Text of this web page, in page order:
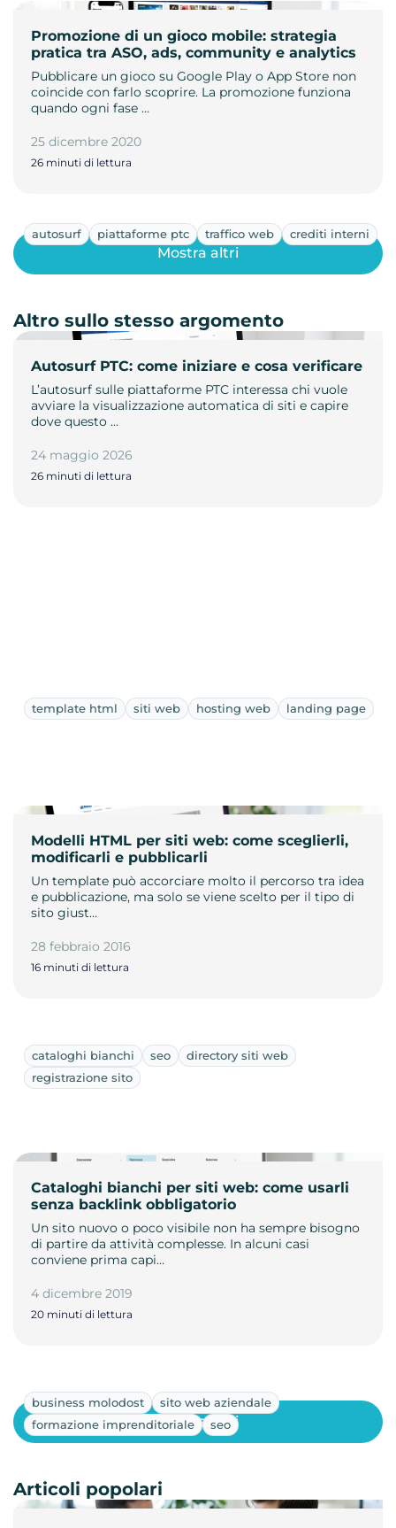
Promozione di un gioco mobile: strategia
pratica tra ASO, ads, community e analytics
Pubblicare un gioco su Google Play o App Store non
coincide con farlo scoprire. La promozione funziona
quando ogni fase …
25 dicembre 2020
26 minuti di lettura
autosurf piattaforme ptc traffico web crediti interni
Autosurf PTC: come iniziare e cosa verificare
L’autosurf sulle piattaforme PTC interessa chi vuole
avviare la visualizzazione automatica di siti e capire
dove questo …
24 maggio 2026
26 minuti di lettura
Mostra altri
Altro sullo stesso argomento
template html siti web hosting web landing page
Modelli HTML per siti web: come sceglierli,
modificarli e pubblicarli
Un template può accorciare molto il percorso tra idea
e pubblicazione, ma solo se viene scelto per il tipo di
sito giust…
28 febbraio 2016
16 minuti di lettura
cataloghi bianchi seo
directory siti web
registrazione sito
Cataloghi bianchi per siti web: come usarli
senza backlink obbligatorio
Un sito nuovo o poco visibile non ha sempre bisogno
di partire da attività complesse. In alcuni casi
conviene prima capi…
4 dicembre 2019
20 minuti di lettura
business molodost
sito web aziendale
formazione imprenditoriale
seo
Mostra altri
Articoli popolari